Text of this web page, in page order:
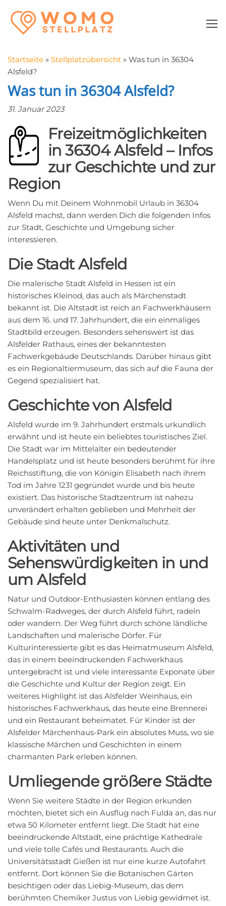
Inhalt
springen
in der Nähe
Startseite » Stellplatzübersicht » Was tun in 36304
Alsfeld?
Was tun in 36304 Alsfeld?
31. Januar 2023
Freizeitmöglichkeiten
in 36304 Alsfeld – Infos
zur Geschichte und zur
Region
Wenn Du mit Deinem Wohnmobil Urlaub in 36304
Alsfeld machst, dann werden Dich die folgenden Infos
zur Stadt, Geschichte und Umgebung sicher
interessieren.
Die Stadt Alsfeld
Die malerische Stadt Alsfeld in Hessen ist ein
historisches Kleinod, das auch als Märchenstadt
bekannt ist. Die Altstadt ist reich an Fachwerkhäusern
aus dem 16. und 17. Jahrhundert, die ein einmaliges
Stadtbild erzeugen. Besonders sehenswert ist das
Alsfelder Rathaus, eines der bekanntesten
Fachwerkgebäude Deutschlands. Darüber hinaus gibt
es ein Regionaltiermuseum, das sich auf die Fauna der
Gegend spezialisiert hat.
Geschichte von Alsfeld
Alsfeld wurde im 9. Jahrhundert erstmals urkundlich
erwähnt und ist heute ein beliebtes touristisches Ziel.
Die Stadt war im Mittelalter ein bedeutender
Handelsplatz und ist heute besonders berühmt für ihre
Reichsstiftung, die von Königin Elisabeth nach ihrem
Tod im Jahre 1231 gegründet wurde und bis heute
existiert. Das historische Stadtzentrum ist nahezu
unverändert erhalten geblieben und Mehrheit der
Gebäude sind heute unter Denkmalschutz.
Aktivitäten und
Sehenswürdigkeiten in und
um Alsfeld
Natur und Outdoor-Enthusiasten können entlang des
Schwalm-Radweges, der durch Alsfeld führt, radeln
oder wandern. Der Weg führt durch schöne ländliche
Landschaften und malerische Dörfer. Für
Kulturinteressierte gibt es das Heimatmuseum Alsfeld,
das in einem beeindruckenden Fachwerkhaus
untergebracht ist und viele interessante Exponate über
die Geschichte und Kultur der Region zeigt. Ein
weiteres Highlight ist das Alsfelder Weinhaus, ein
historisches Fachwerkhaus, das heute eine Brennerei
und ein Restaurant beheimatet. Für Kinder ist der
Alsfelder Märchenhaus-Park ein absolutes Muss, wo sie
klassische Märchen und Geschichten in einem
charmanten Park erleben können.
Umliegende größere Städte
Wenn Sie weitere Städte in der Region erkunden
möchten, bietet sich ein Ausflug nach Fulda an, das nur
etwa 50 Kilometer entfernt liegt. Die Stadt hat eine
beeindruckende Altstadt, eine prächtige Kathedrale
und viele tolle Cafés und Restaurants. Auch die
Universitätsstadt Gießen ist nur eine kurze Autofahrt
entfernt. Dort können Sie die Botanischen Gärten
besichtigen oder das Liebig-Museum, das dem
berühmten Chemiker Justus von Liebig gewidmet ist.